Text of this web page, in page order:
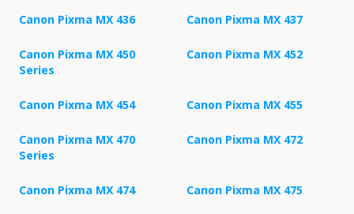
Canon Pixma MX 436 Canon Pixma MX 437
Canon Pixma MX 450
Series
Canon Pixma MX 452
Canon Pixma MX 454 Canon Pixma MX 455
Canon Pixma MX 470
Series
Canon Pixma MX 472
Canon Pixma MX 474 Canon Pixma MX 475